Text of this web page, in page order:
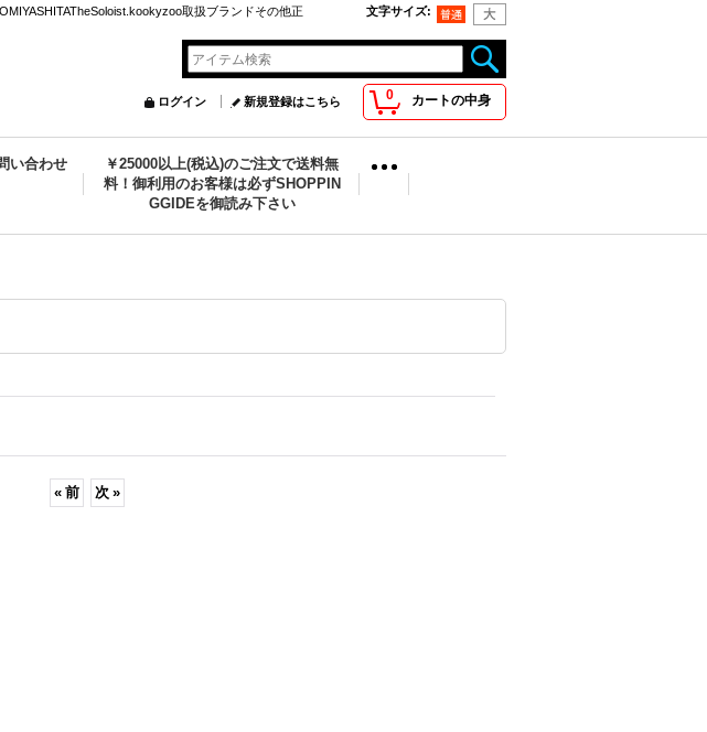
取扱ブランドその他正
文字サイズ:
0 カートの中身
ログイン 新規登録はこちら
い合わせ
￥25000以上(税込)のご注文で送料無
料！御利用のお客様は必ずSHOPPIN
GGIDEを御読み下さい
« 前 次 »